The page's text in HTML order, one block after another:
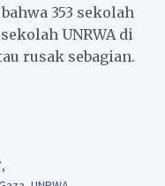
353 sekolah
UNRWA di
rusak sebagian.
,